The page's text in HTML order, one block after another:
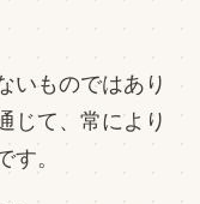
いものではあり
じて、常により
。